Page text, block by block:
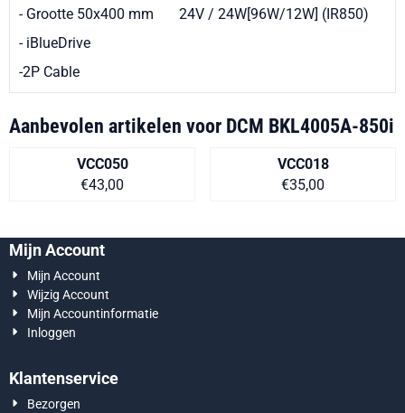
- Grootte 50x400 mm
- iBlueDrive
-2P Cable
24V / 24W[96W/12W] (IR850)
Aanbevolen artikelen voor DCM BKL4005A-850i
VCC050
Prijs op aanvraag
€43,00
VCC018
Prijs op
€35,00
Mijn Account
Mijn Account
Wijzig Account
Mijn Accountinformatie
Inloggen
Klantenservice
Bezorgen